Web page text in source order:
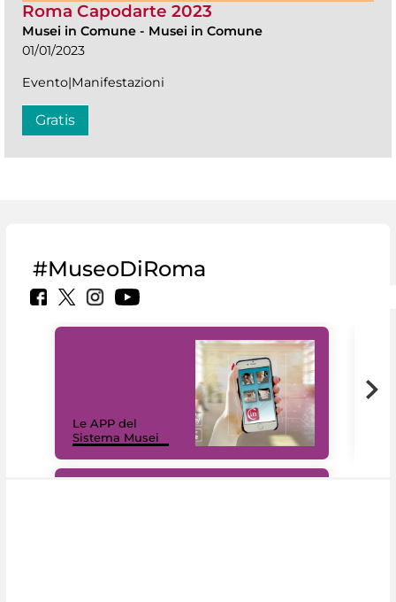
Roma Capodarte 2023
Musei in Comune - Musei in Comune
01/01/2023
Evento|Manifestazioni
Gratis
#MuseoDiRoma
Le APP del
Sistema Musei